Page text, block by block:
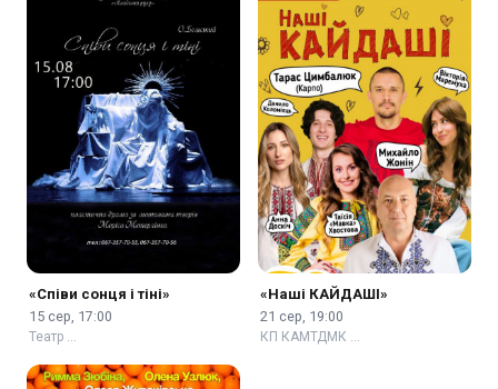
«Співи сонця і тіні»
15 сер, 17:00
Театр …
«Наші КАЙДАШІ»
21 сер, 19:00
КП КАМТДМК …